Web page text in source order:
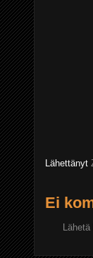
Lähettänyt
Ei